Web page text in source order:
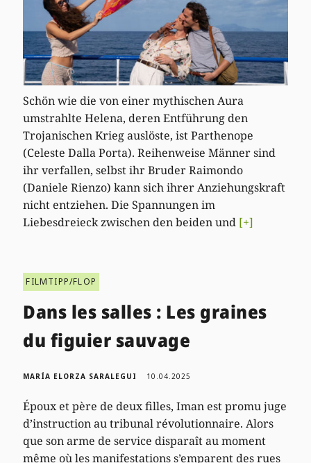
Schön wie die von einer mythischen Aura
umstrahlte Helena, deren Entführung den
Trojanischen Krieg auslöste, ist Parthenope
(Celeste Dalla Porta). Reihenweise Männer sind
ihr verfallen, selbst ihr Bruder Raimondo
(Daniele Rienzo) kann sich ihrer Anziehungskraft
nicht entziehen. Die Spannungen im
Liebesdreieck zwischen den beiden und [+]
FILMTIPP/FLOP
Dans les salles : Les graines
du figuier sauvage
MARÍA ELORZA SARALEGUI 10.04.2025
Époux et père de deux filles, Iman est promu juge
d’instruction au tribunal révolutionnaire. Alors
que son arme de service disparaît au moment
même où les manifestations s’emparent des rues